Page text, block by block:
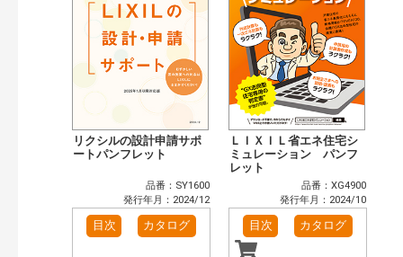
おすすめハッシュタグ
まずはここから（3）
リフォームおすすめ（4）
省エネ住宅関連（4）
補助金・優遇制度を知る（2）
カテゴリー
窓・シャッター（3）
玄関ドア・引戸（2）
インテリア建材（1）
エクステリア（1）
キッチン（1）
浴室（1）
トイレ（1）
小型電気温水器（1）
太陽光発電・屋根・外壁（4）
高性能住宅工法（4）
その他（5）
リクシルの設計申請サポ
ートパンフレット
品番：SY1600
発行年月：2024/12
目次 カタログ
ＬＩＸＩＬ省エネ住宅シ
ミュレーション パンフ
レット
品番：XG4900
発行年月：2024/10
目次 カタログ